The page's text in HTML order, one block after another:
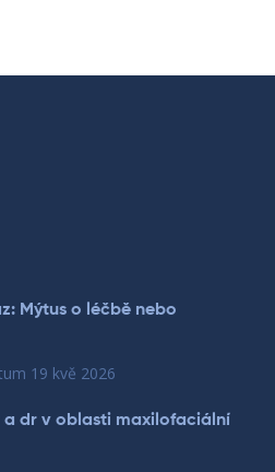
Mýtus o léčbě nebo
19 kvě 2026
a dr v oblasti maxilofaciální